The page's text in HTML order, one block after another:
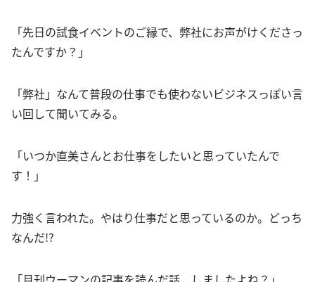
「先日の試食イベントのご縁で、弊社にお声がけくださっ
たんですか？」
「弊社」なんて普段の仕事でも使わないビジネスっぽい言
い回して聞いてみる。
「いつか直美さんとお仕事をしたいと思っていたんで
す！」
力強く言われた。やはり仕事だと思っているのか。どっち
なんだ!?